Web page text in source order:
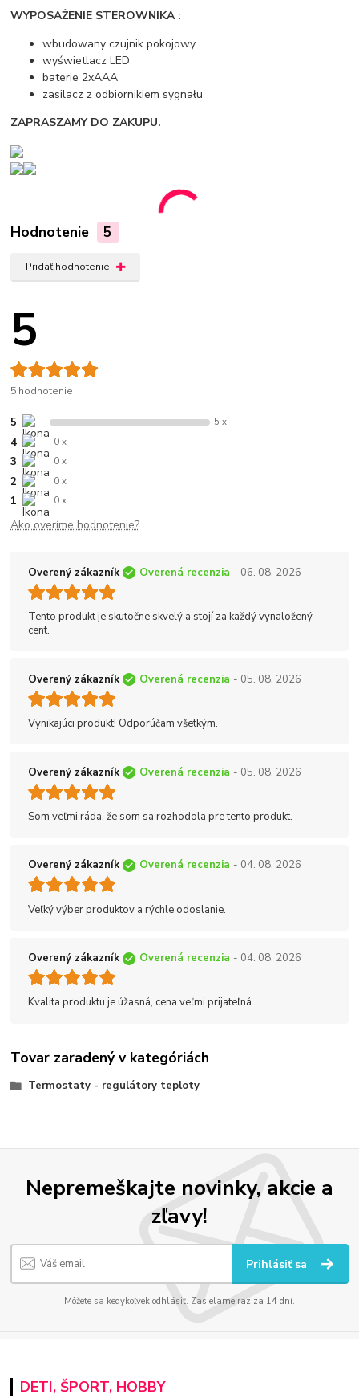
WYPOSAŻENIE STEROWNIKA :
wbudowany czujnik pokojowy
wyświetlacz LED
baterie 2xAAA
zasilacz z odbiornikiem sygnału
ZAPRASZAMY DO ZAKUPU.
Hodnotenie 5
Pridať hodnotenie
5
5 hodnotenie
5 5 x
4 0 x
3 0 x
2 0 x
1 0 x
Ako overíme hodnotenie?
Overený zákazník Overená recenzia - 06. 08. 2026
Tento produkt je skutočne skvelý a stojí za každý vynaložený
cent.
Overený zákazník Overená recenzia - 05. 08. 2026
Vynikajúci produkt! Odporúčam všetkým.
Overený zákazník Overená recenzia - 05. 08. 2026
Som veľmi ráda, že som sa rozhodola pre tento produkt.
Overený zákazník Overená recenzia - 04. 08. 2026
Veľký výber produktov a rýchle odoslanie.
Overený zákazník Overená recenzia - 04. 08. 2026
Kvalita produktu je úžasná, cena veľmi prijateľná.
Tovar zaradený v kategóriách
Termostaty - regulátory teploty
Nepremeškajte novinky, akcie a
zľavy!
Prihlásiť sa
Môžete sa kedykoľvek odhlásiť. Zasielame raz za 14 dní.
DETI, ŠPORT, HOBBY